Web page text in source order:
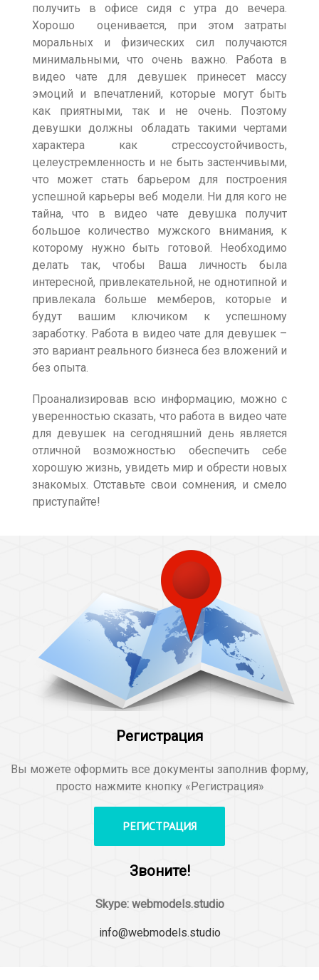
получить в офисе сидя с утра до вечера.
Хорошо оценивается, при этом затраты
моральных и физических сил получаются
минимальными, что очень важно. Работа в
видео чате для девушек принесет массу
эмоций и впечатлений, которые могут быть
как приятными, так и не очень. Поэтому
девушки должны обладать такими чертами
характера как стрессоустойчивость,
целеустремленность и не быть застенчивыми,
что может стать барьером для построения
успешной карьеры веб модели. Ни для кого не
тайна, что в видео чате девушка получит
большое количество мужского внимания, к
которому нужно быть готовой. Необходимо
делать так, чтобы Ваша личность была
интересной, привлекательной, не однотипной и
привлекала больше мемберов, которые и
будут вашим ключиком к успешному
заработку. Работа в видео чате для девушек –
это вариант реального бизнеса без вложений и
без опыта.
Проанализировав всю информацию, можно с
уверенностью сказать, что работа в видео чате
для девушек на сегодняшний день является
отличной возможностью обеспечить себе
хорошую жизнь, увидеть мир и обрести новых
знакомых. Отставьте свои сомнения, и смело
приступайте!
Регистрация
Вы можете оформить все документы заполнив форму,
просто нажмите кнопку «Регистрация»
РЕГИСТРАЦИЯ
Звоните!
Skype: webmodels.studio
info@webmodels.studio